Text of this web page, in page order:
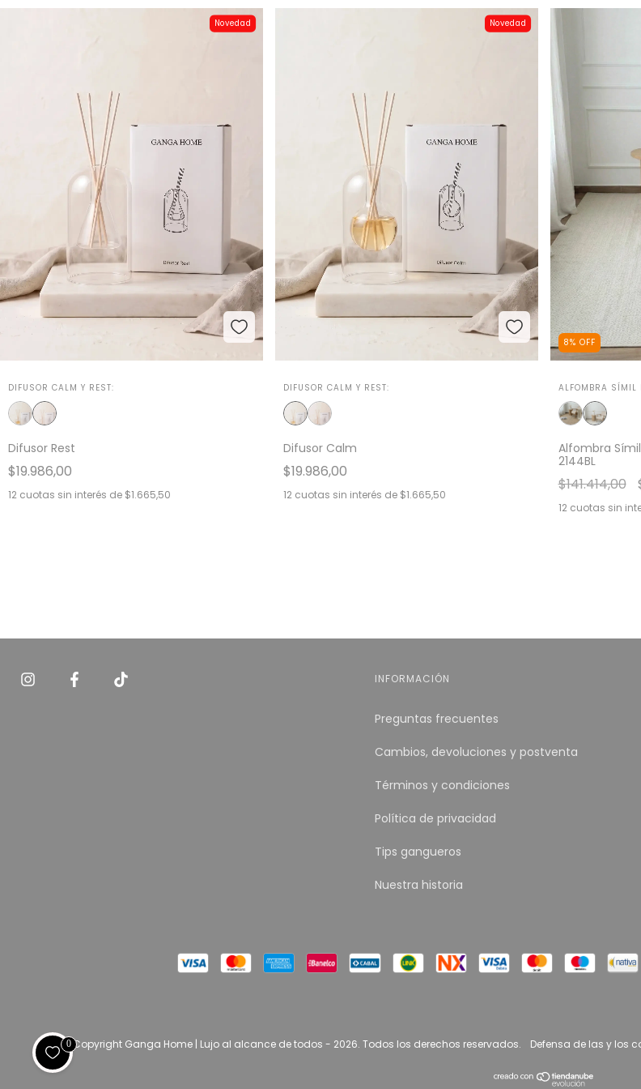
Novedad
DIFUSOR CALM Y REST:
Difusor Rest
$19.986,00
12 cuotas sin interés de $1.665,50
Novedad
DIFUSOR CALM Y REST:
Difusor Calm
$19.986,00
12 cuotas sin interés de $1.665,50
8% OFF
ALFOMBRA
Alfombra
2144BL
$141.414,00
12 cuotas sin
INFORMACIÓN
Preguntas frecuentes
Cambios, devoluciones y postventa
Términos y condiciones
Política de privacidad
Tips gangueros
Nuestra historia
Copyright Ganga Home | Lujo al alcance de todos - 2026. Todos los derechos reservados. Defensa de las y los
0